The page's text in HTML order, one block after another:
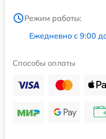
Режим работы:
Ежедневно с 9:00
Способы оплаты